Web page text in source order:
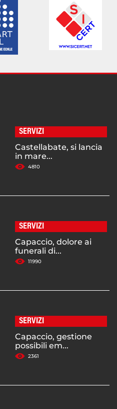
SERVIZI
Castellabate, si lancia
in mare...
4810
SERVIZI
Capaccio, dolore ai
funerali di...
11990
SERVIZI
Capaccio, gestione
possibili em...
2361